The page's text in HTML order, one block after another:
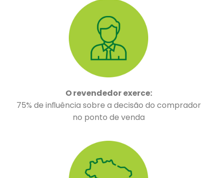
O revendedor exerce:
75% de inﬂuência sobre a decisão do comprador
no ponto de venda